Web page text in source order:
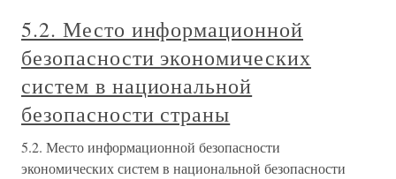
5.2. Место информационной
безопасности экономических
систем в национальной
безопасности страны
5.2. Место информационной безопасности
экономических систем в национальной безопасности